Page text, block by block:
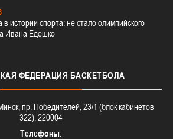
в истории спорта: не стало олимпийского
Ивана Едешко
ФЕДЕРАЦИЯ БАСКЕТБОЛА
пр. Победителей, 23/1 (блок кабинетов
322), 220004
Телефоны: